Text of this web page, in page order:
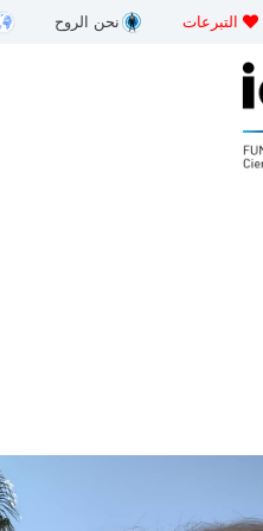
التبرعات نحن الروح